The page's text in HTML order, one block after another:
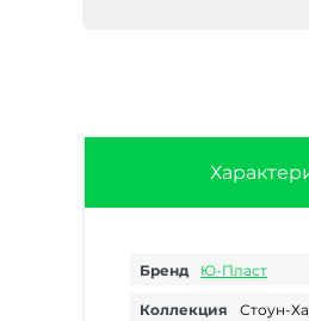
Бренд Ю-Пласт
Коллекция
Стоун-